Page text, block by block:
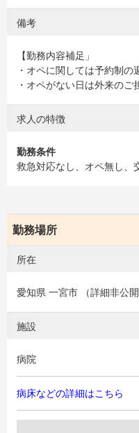
備考
【勤務内容補足」
・オペに関しては予約制
・オペがない日は外来のご
求人の特徴
勤務条件
救急対応なし、オペ無し、
勤務場所
所在
愛知県 一宮市 （詳細非公開
施設
病院
病床などの詳細はこちら